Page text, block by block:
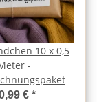
10 x 0,5
-
€ *